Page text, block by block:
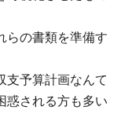
らの書類を準備す
支予算計画なんて
惑される方も多い